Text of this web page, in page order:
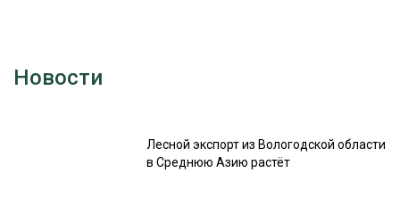
Новости
Лесной экспорт из Вологодской области
в Среднюю Азию растёт